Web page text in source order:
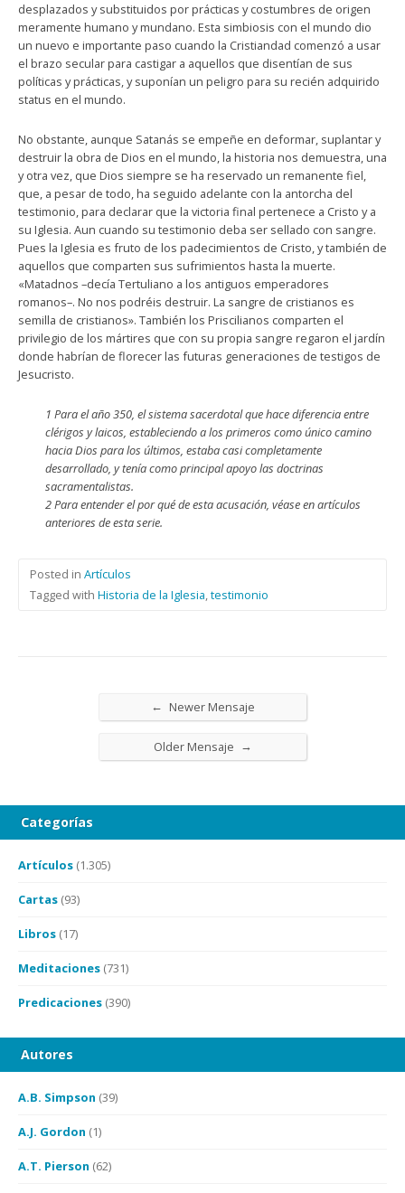
desplazados y substituidos por prácticas y costumbres de origen
meramente humano y mundano. Esta simbiosis con el mundo dio
un nuevo e importante paso cuando la Cristiandad comenzó a usar
el brazo secular para castigar a aquellos que disentían de sus
políticas y prácticas, y suponían un peligro para su recién adquirido
status en el mundo.
No obstante, aunque Satanás se empeñe en deformar, suplantar y
destruir la obra de Dios en el mundo, la historia nos demuestra, una
y otra vez, que Dios siempre se ha reservado un remanente fiel,
que, a pesar de todo, ha seguido adelante con la antorcha del
testimonio, para declarar que la victoria final pertenece a Cristo y a
su Iglesia. Aun cuando su testimonio deba ser sellado con sangre.
Pues la Iglesia es fruto de los padecimientos de Cristo, y también de
aquellos que comparten sus sufrimientos hasta la muerte.
«Matadnos –decía Tertuliano a los antiguos emperadores
romanos–. No nos podréis destruir. La sangre de cristianos es
semilla de cristianos». También los Priscilianos comparten el
privilegio de los mártires que con su propia sangre regaron el jardín
donde habrían de florecer las futuras generaciones de testigos de
Jesucristo.
1 Para el año 350, el sistema sacerdotal que hace diferencia entre
clérigos y laicos, estableciendo a los primeros como único camino
hacia Dios para los últimos, estaba casi completamente
desarrollado, y tenía como principal apoyo las doctrinas
sacramentalistas.
2 Para entender el por qué de esta acusación, véase en artículos
anteriores de esta serie.
Posted in Artículos
Tagged with Historia de la Iglesia,testimonio
← Newer Mensaje
Older Mensaje →
Categorías
Artículos (1.305)
Cartas (93)
Libros (17)
Meditaciones (731)
Predicaciones (390)
Autores
A.B. Simpson (39)
A.J. Gordon (1)
A.T. Pierson (62)